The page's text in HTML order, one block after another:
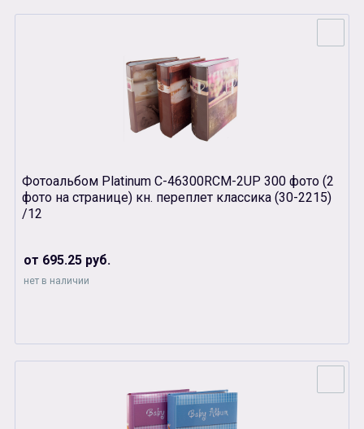
Фотоальбом Platinum C-46300RCM-2UP 300 фото (2
фото на странице) кн. переплет классика (30-2215)
/12
от 695.25 руб.
нет в наличии